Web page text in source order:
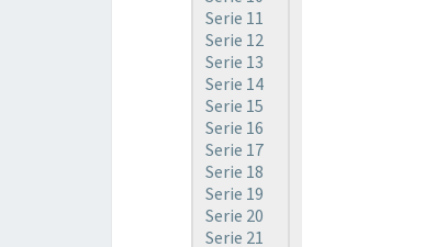
Serie 11
Serie 12
Serie 13
Serie 14
Serie 15
Serie 16
Serie 17
Serie 18
Serie 19
Serie 20
Serie 21